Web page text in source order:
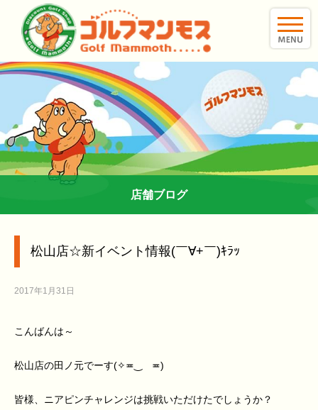
店舗ブログ
松山店☆新イベント情報(￣∀+￣)ｷﾗｯ
2017年1月31日
こんばんは～
松山店の田ノ元でーす(✧≖‿ゝ≖)
皆様、ニアピンチャレンジは挑戦いただけたでしょうか？